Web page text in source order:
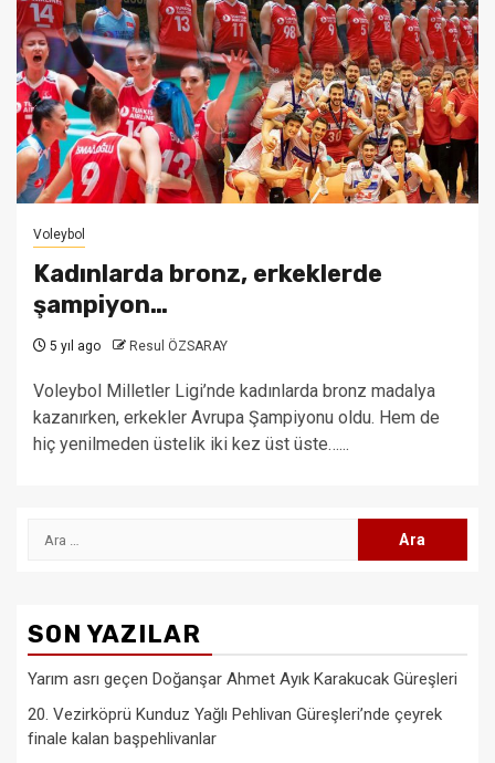
Voleybol
Kadınlarda bronz, erkeklerde
şampiyon…
5 yıl ago Resul ÖZSARAY
Voleybol Milletler Ligi’nde kadınlarda bronz madalya
kazanırken, erkekler Avrupa Şampiyonu oldu. Hem de
hiç yenilmeden üstelik iki kez üst üste…...
Arama:
SON YAZILAR
Yarım asrı geçen Doğanşar Ahmet Ayık Karakucak Güreşleri
20. Vezirköprü Kunduz Yağlı Pehlivan Güreşleri’nde çeyrek
finale kalan başpehlivanlar